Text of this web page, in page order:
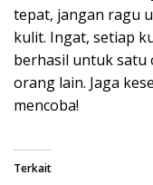
tepat, jangan ragu
kulit. Ingat, setiap
berhasil untuk satu
orang lain. Jaga
mencoba!
Terkait